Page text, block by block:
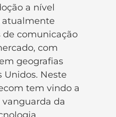
a nível
atualmente
de comunicação
com
geografias
Unidos. Neste
tem vindo a
da